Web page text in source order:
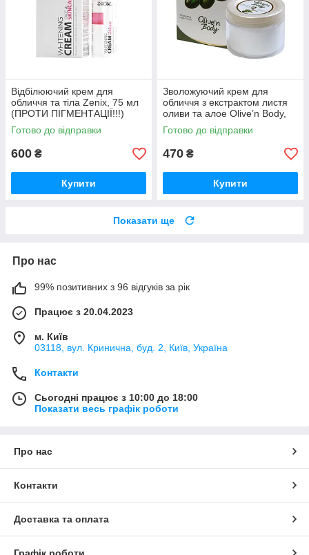
Відбілюючий крем для
обличчя та тіла Zenix, 75 мл
(ПРОТИ ПІГМЕНТАЦІЇ!!!)
Готово до відправки
600 ₴
Купити
Зволожуючий крем для
обличчя з екстрактом листя
оливи та алое Olive’n Body,
100 мл
Готово до відправки
470 ₴
Купити
Показати ще
Про нас
99% позитивних з 96 відгуків за рік
Працює з 20.04.2023
м. Київ
03118, вул. Кринична, буд. 2, Київ, Україна
Контакти
Сьогодні працює з 10:00 до 18:00
Показати весь графік роботи
Про нас
Контакти
Доставка та оплата